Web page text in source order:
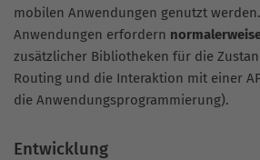
mobilen Anwendungen genutzt
Anwendungen erfordern
zusätzlicher Bibliotheken für die
Routing und die Interaktion mit einer
die Anwendungsprogrammierung).
Entwicklung